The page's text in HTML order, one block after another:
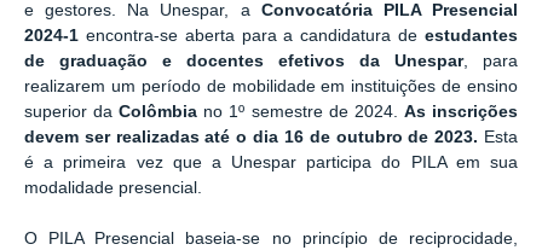
e gestores. Na Unespar, aConvocatória PILA Presencial
2024-1 encontra-se aberta para a candidatura de estudantes
de graduação e docentes efetivos da Unespar, para
realizarem um período de mobilidade em instituições de ensino
superior daColômbia no 1º semestre de 2024. As inscrições
devem ser realizadas até o dia 16 de outubro de 2023. Esta
é a primeira vez que a Unespar participa do PILA em sua
modalidade presencial.
O PILA Presencial baseia-se no princípio de reciprocidade,